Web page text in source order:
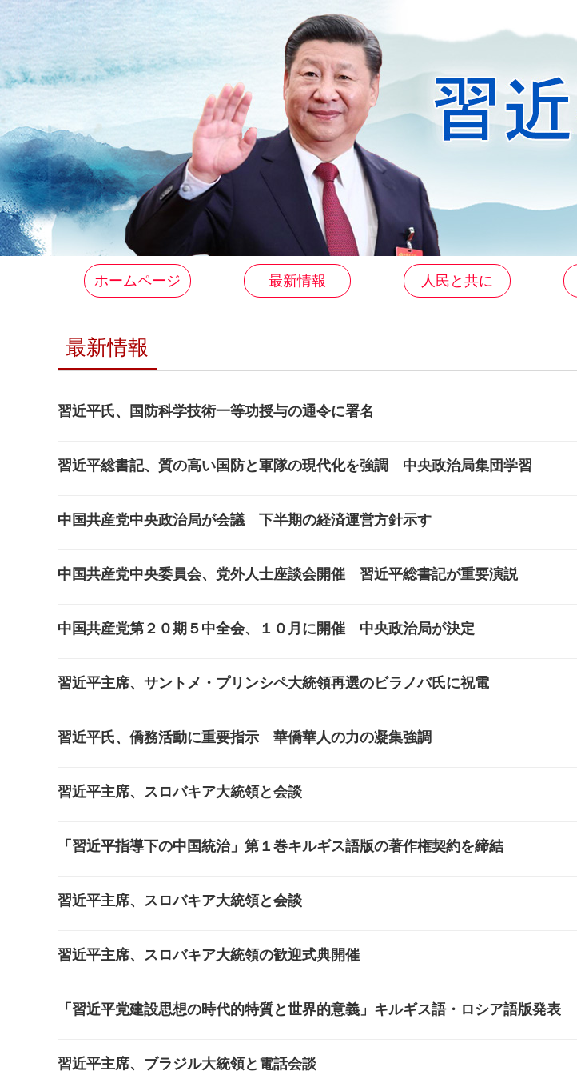
ホームページ 最新情報 人民と共に
最新情報
習近平氏、国防科学技術一等功授与の通令に署名
習近平総書記、質の高い国防と軍隊の現代化を強調 中央政治局集団学習
中国共産党中央政治局が会議 下半期の経済運営方針示す
中国共産党中央委員会、党外人士座談会開催 習近平総書記が重要演説
中国共産党第２０期５中全会、１０月に開催 中央政治局が決定
習近平主席、サントメ・プリンシペ大統領再選のビラノバ氏に祝電
習近平氏、僑務活動に重要指示 華僑華人の力の凝集強調
習近平主席、スロバキア大統領と会談
「習近平指導下の中国統治」第１巻キルギス語版の著作権契約を締結
習近平主席、スロバキア大統領と会談
習近平主席、スロバキア大統領の歓迎式典開催
「習近平党建設思想の時代的特質と世界的意義」キルギス語・ロシア語版発表
習近平主席、ブラジル大統領と電話会談